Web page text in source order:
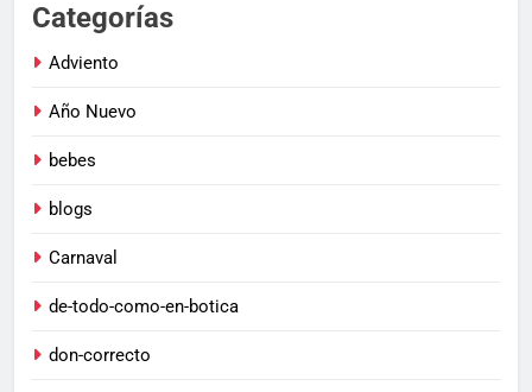
Categorías
Adviento
Año Nuevo
bebes
blogs
Carnaval
de-todo-como-en-botica
don-correcto